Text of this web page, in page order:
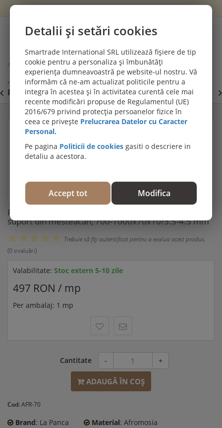
Cont
Acasă
Parchet exotic
Parchet stratificat Afromosia, prefinisat și lăcuit, cu suport din
mesteacăn, 700-1000x70x10/3.5-4.5 mm
PROMOȚII DE IULIE! PARCHET SPC SI LVT: Viziteaza
secțiunea de pardoseli SPC SI LVT
Parchet stratificat Afromosia, prefinisat și lăcuit, cu
suport din mesteacăn, 700-1000x70x10/3.5-4.5 mm
Trebuie să fiţi autentificat pentru a evalua acest produs.
(0 evaluări)
Valabilitate: Stoc extern 5-10 zile
497 RON / mp
Per ambalaj: 1 mp
Cantitate - +
ADAUGĂ ÎN COŞ
Cod:AFR-70
Brand: La Panca Material: Afromosia
Detalii și setări cookies
Smartrade International SRL utilizează fișiere de tip
cookie pentru a personaliza și îmbunătăți
experiența dumneavoastră pe website-ul nostru. Vă
informăm că ne-am actualizat politicile pentru a
integra în acestea și în activitatea curentă cele mai
recente modificări propuse de Regulamentul (UE)
2016/679 privind protecția persoanelor fizice în
ceea ce privește Prelucrarea Datelor cu Caracter
Personal.
Pe pagina Politicii de cookies gasiti o descriere in
detaliu a acestora.
Accept tot Modifica